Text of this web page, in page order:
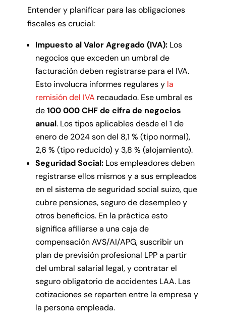
Entender y planificar para las obligaciones
fiscales es crucial:
Impuesto al Valor Agregado (IVA):Los
negocios que exceden un umbral de
facturación deben registrarse para el IVA.
Esto involucra informes regulares y la
remisión del IVA recaudado. Ese umbral es
de100 000 CHF de cifra de negocios
anual. Los tipos aplicables desde el 1 de
enero de 2024 son del 8,1 % (tipo normal),
2,6 % (tipo reducido) y 3,8 % (alojamiento).
Seguridad Social:Los empleadores deben
registrarse ellos mismos y a sus empleados
en el sistema de seguridad social suizo, que
cubre pensiones, seguro de desempleo y
otros beneficios. En la práctica esto
significa afiliarse a una caja de
compensación AVS/AI/APG, suscribir un
plan de previsión profesional LPP a partir
del umbral salarial legal, y contratar el
seguro obligatorio de accidentes LAA. Las
cotizaciones se reparten entre la empresa y
la persona empleada.